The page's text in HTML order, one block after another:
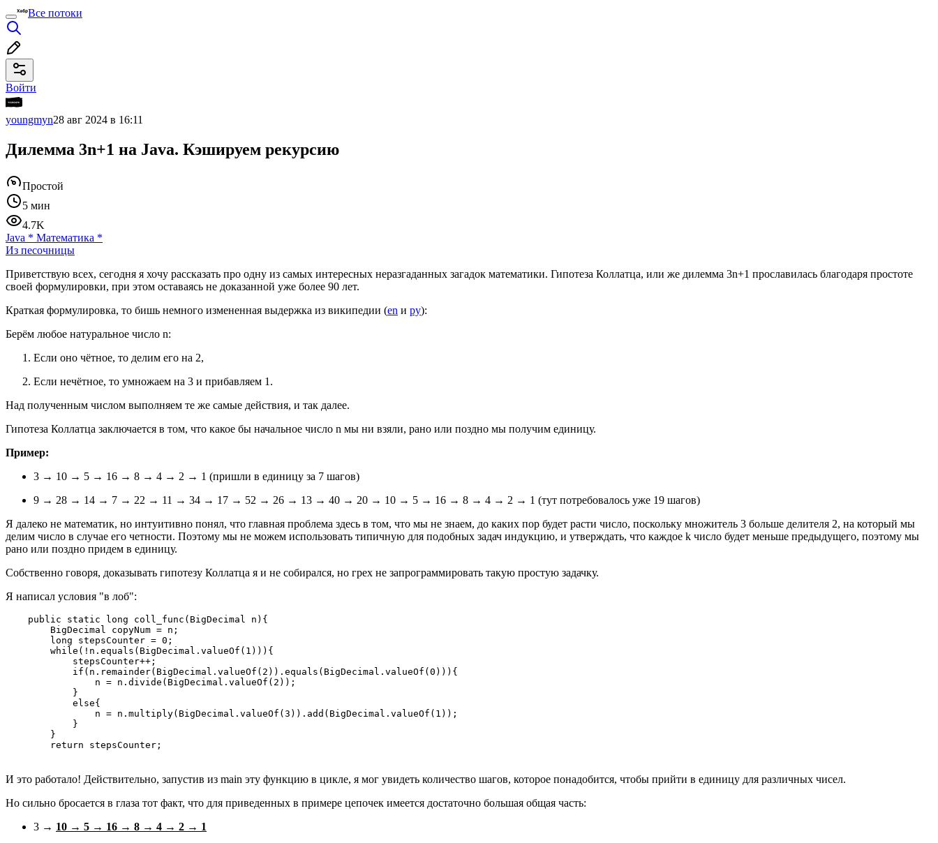
Все потоки
Войти
youngmyn28 авг 2024 в 16:11
Дилемма 3n+1 на Java. Кэшируем рекурсию
Простой
5 мин
4.7K
Java * Математика *
Из песочницы
Приветствую всех, сегодня я хочу рассказать про одну из самых интересных неразгаданных загадок математики. Гипотеза Коллатца, или же дилемма 3n+1 прославилась благодаря простоте
своей формулировки, при этом оставаясь не доказанной уже более 90 лет.
Краткая формулировка, то бишь немного измененная выдержка из википедии (en и ру):
Берём любое натуральное число n:
Если оно чётное, то делим его на 2,
Если нечётное, то умножаем на 3 и прибавляем 1.
Над полученным числом выполняем те же самые действия, и так далее.
Гипотеза Коллатца заключается в том, что какое бы начальное число n мы ни взяли, рано или поздно мы получим единицу.
Пример:
3 → 10 → 5 → 16 → 8 → 4 → 2 → 1 (пришли в единицу за 7 шагов)
9 → 28 → 14 → 7 → 22 → 11 → 34 → 17 → 52 → 26 → 13 → 40 → 20 → 10 → 5 → 16 → 8 → 4 → 2 → 1 (тут потребовалось уже 19 шагов)
Я далеко не математик, но интуитивно понял, что главная проблема здесь в том, что мы не знаем, до каких пор будет расти число, поскольку множитель 3 больше делителя 2, на который мы
делим число в случае его четности. Поэтому мы не можем использовать типичную для подобных задач индукцию, и утверждать, что каждое k число будет меньше предыдущего, поэтому мы
рано или поздно придем в единицу.
Собственно говоря, доказывать гипотезу Коллатца я и не собирался, но грех не запрограммировать такую простую задачку.
Я написал условия "в лоб":
    public static long coll_func(BigDecimal n){
        BigDecimal copyNum = n;
        long stepsCounter = 0;
        while(!n.equals(BigDecimal.valueOf(1))){
            stepsCounter++;
            if(n.remainder(BigDecimal.valueOf(2)).equals(BigDecimal.valueOf(0))){
                n = n.divide(BigDecimal.valueOf(2));
            }
            else{
                n = n.multiply(BigDecimal.valueOf(3)).add(BigDecimal.valueOf(1));
            }
        }
        return stepsCounter;
И это работало! Действительно, запустив из main эту функцию в цикле, я мог увидеть количество шагов, которое понадобится, чтобы прийти в единицу для различных чисел.
Но сильно бросается в глаза тот факт, что для приведенных в примере цепочек имеется достаточно большая общая часть:
3 → 10 → 5 → 16 → 8 → 4 → 2 → 1